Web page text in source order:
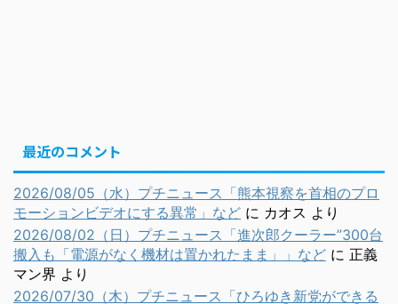
最近のコメント
2026/08/05（水）プチニュース「熊本視察を首相のプロ
モーションビデオにする異常」など に カオス より
2026/08/02（日）プチニュース「進次郎クーラー”300台
搬入も「電源がなく機材は置かれたまま」」など に 正義
マン界 より
2026/07/30（木）プチニュース「ひろゆき新党ができる